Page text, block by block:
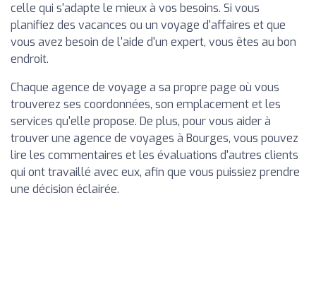
celle qui s'adapte le mieux à vos besoins. Si vous
planifiez des vacances ou un voyage d'affaires et que
vous avez besoin de l'aide d'un expert, vous êtes au bon
endroit.
Chaque agence de voyage a sa propre page où vous
trouverez ses coordonnées, son emplacement et les
services qu'elle propose. De plus, pour vous aider à
trouver une agence de voyages à Bourges, vous pouvez
lire les commentaires et les évaluations d'autres clients
qui ont travaillé avec eux, afin que vous puissiez prendre
une décision éclairée.